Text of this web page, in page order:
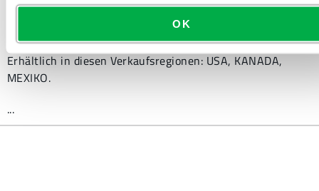
OK
Erhältlich in diesen Verkaufsregionen: USA, KANADA,
MEXIKO.
...